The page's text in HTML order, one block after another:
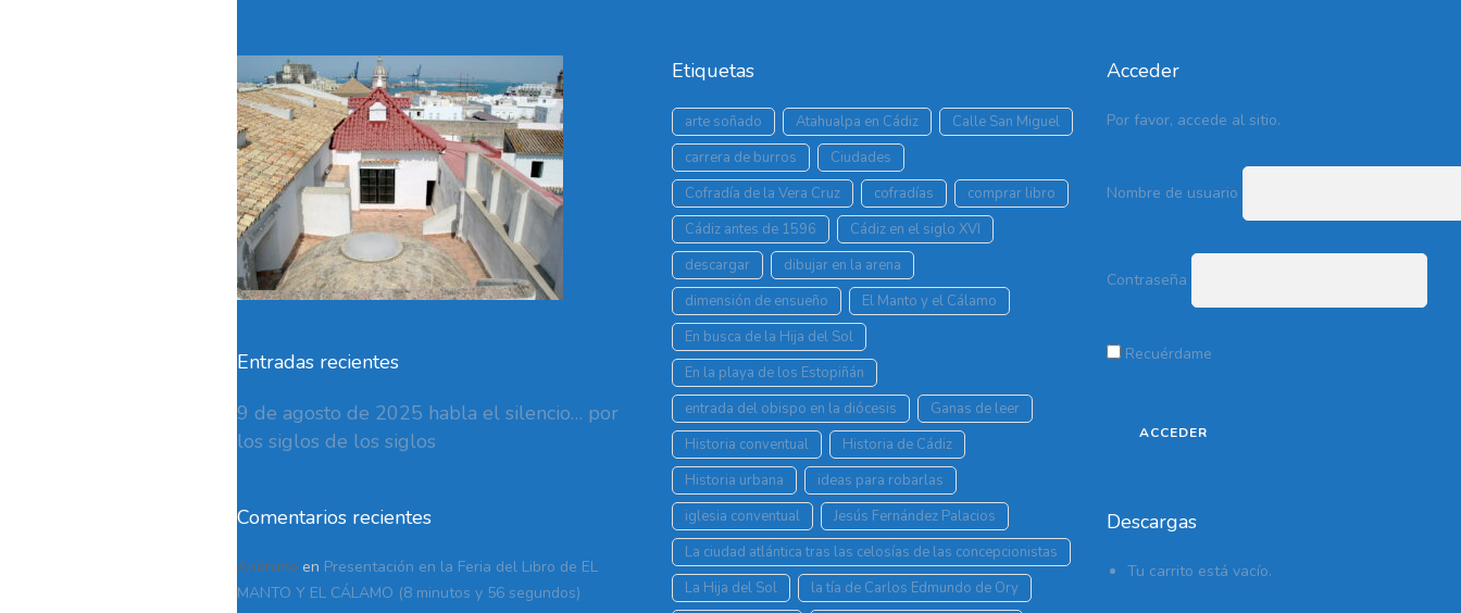
Entradas recientes
9 de agosto de 2025 habla el silencio… por
los siglos de los siglos
Comentarios recientes
Anónimo en Presentación en la Feria del Libro de EL
MANTO Y EL CÁLAMO (8 minutos y 56 segundos)
Etiquetas
arte soñado Atahualpa en Cádiz
Calle San Miguel
carrera de burros
Ciudades
Cofradía de la Vera Cruz
cofradías
comprar libro
Cádiz antes de 1596
Cádiz en el siglo XVI
descargar
dibujar en la arena
dimensión de ensueño
El Manto y el Cálamo
En busca de la Hija del Sol
En la playa de los Estopiñán
entrada del obispo en la diócesis
Ganas de leer
Historia conventual
Historia de Cádiz
Historia urbana
ideas para robarlas
iglesia conventual
Jesús Fernández Palacios
La ciudad atlántica tras las celosías de las concepcionistas
La Hija del Sol
la tía de Carlos Edmundo de Ory
Acceder
Por favor, accede al sitio.
Nombre de usuario
Contraseña
Recuérdame
Descargas
Tu carrito está vacío.